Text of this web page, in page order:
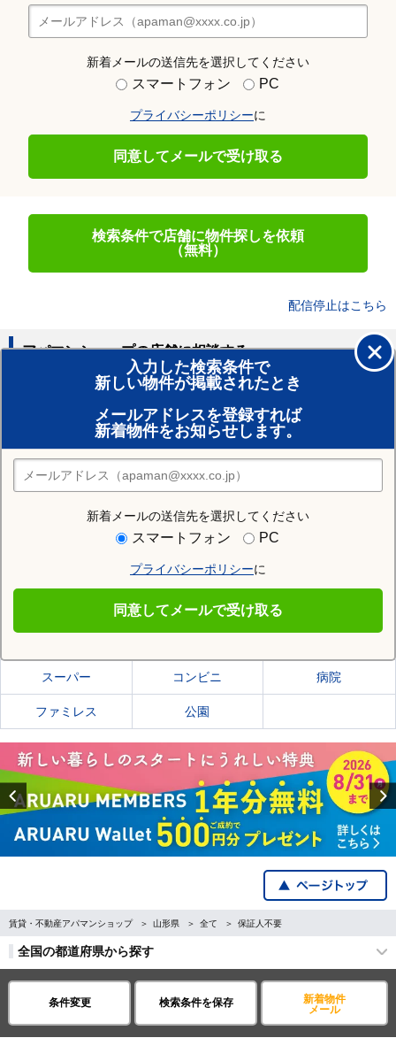
条件変更 検索条件を保存
新着物件
メール
新着メールの送信先を選択してください
スマートフォン PC
プライバシーポリシーに
同意してメールで受け取る
検索条件で店舗に物件探しを依頼
（無料）
配信停止はこちら
入力した検索条件で
新しい物件が掲載されたとき
メールアドレスを登録すれば
新着物件をお知らせします。
新着メールの送信先を選択してください
スマートフォン PC
プライバシーポリシーに
同意してメールで受け取る
アパマンショップの店舗に相談する
賃貸のプロがお部屋探し！
おまかせ物件リクエスト
住みたい街の店舗を探す
店舗検索
住む街研究所で天童市の情報を見る
天童市の施設一覧
スーパー コンビニ 病院
ファミレス 公園
Previous
賃貸・不動産アパマンショップ 山形県 全て 保証人不要
全国の都道府県から探す
企業・IR情報 サイトポリシー
プライバシーポリシー 運営会社について